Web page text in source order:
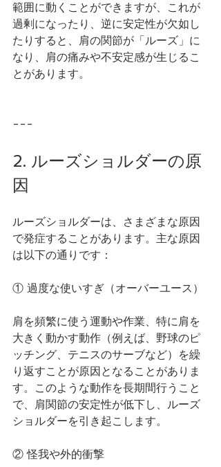
範囲に動くことができますが、これが
過剰になったり、逆に安定性が欠如し
たりすると、肩の関節が「ルーズ」に
なり、肩の痛みや不安定感が生じるこ
とがあります。
---
2. ルーズショルダーの原
因
ルーズショルダーは、さまざまな原因
で発症することがあります。主な原因
は以下の通りです：
① 過度な使いすぎ（オーバーユース）
肩を頻繁に使う運動や作業、特に肩を
大きく動かす動作（例えば、野球のピ
ッチング、テニスのサーブなど）を繰
り返すことが原因となることがありま
す。このような動作を長期間行うこと
で、肩関節の安定性が低下し、ルーズ
ショルダーを引き起こします。
② 怪我や外的衝撃